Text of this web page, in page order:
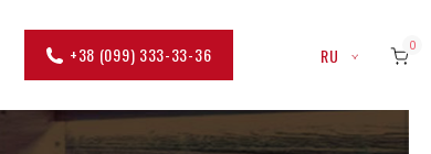
+38 (099) 333-33-36 RU 0